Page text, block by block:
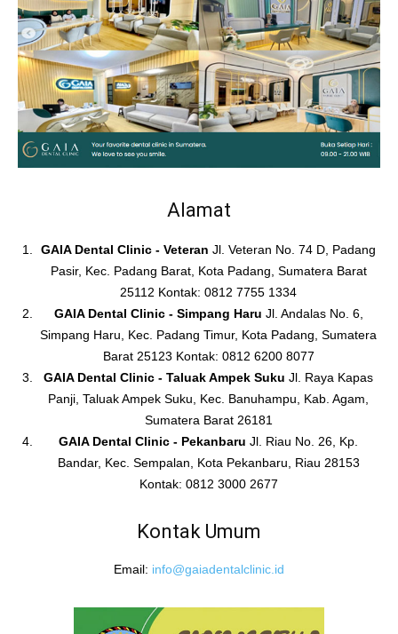
Alamat
GAIA Dental Clinic - Veteran Jl. Veteran No. 74 D, Padang
Pasir, Kec. Padang Barat, Kota Padang, Sumatera Barat
25112 Kontak: 0812 7755 1334
GAIA Dental Clinic - Simpang Haru Jl. Andalas No. 6,
Simpang Haru, Kec. Padang Timur, Kota Padang, Sumatera
Barat 25123 Kontak: 0812 6200 8077
GAIA Dental Clinic - Taluak Ampek Suku Jl. Raya Kapas
Panji, Taluak Ampek Suku, Kec. Banuhampu, Kab. Agam,
Sumatera Barat 26181
GAIA Dental Clinic - Pekanbaru Jl. Riau No. 26, Kp.
Bandar, Kec. Sempalan, Kota Pekanbaru, Riau 28153
Kontak: 0812 3000 2677
Kontak Umum
Email: info@gaiadentalclinic.id